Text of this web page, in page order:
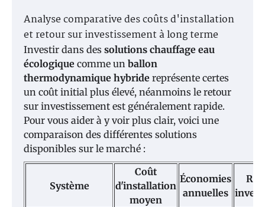
Analyse comparative des coûts d'installation
et retour sur investissement à long terme
Investir dans des solutions chauffage eau
écologique comme un ballon
thermodynamique hybride représente certes
un coût initial plus élevé, néanmoins le retour
sur investissement est généralement rapide.
Pour vous aider à y voir plus clair, voici une
comparaison des différentes solutions
disponibles sur le marché :
Système
Coût
d'installation
moyen
Économies
annuelles